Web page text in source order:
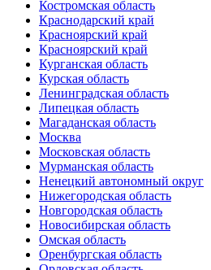
Костромская область
Краснодарский край
Красноярский край
Красноярский край
Курганская область
Курская область
Ленинградская область
Липецкая область
Магаданская область
Москва
Московская область
Мурманская область
Ненецкий автономный округ
Нижегородская область
Новгородская область
Новосибирская область
Омская область
Оренбургская область